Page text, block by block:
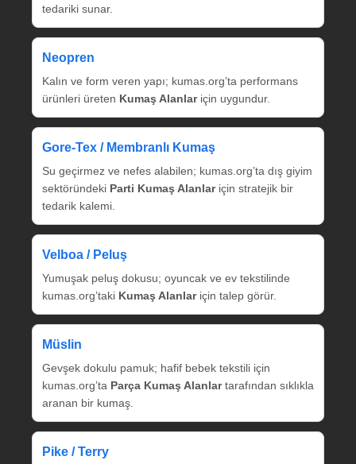
tedariki sunar.
Neopren
Kalın ve form veren yapı; kumas.org’ta performans
ürünleri üreten Kumaş Alanlariçin uygundur.
Gore‑Tex / Membranlı Kumaş
Su geçirmez ve nefes alabilen; kumas.org’ta dış giyim
sektöründeki Parti Kumaş Alanlariçin stratejik bir
tedarik kalemi.
Velboa / Peluş
Yumuşak peluş dokusu; oyuncak ve ev tekstilinde
kumas.org’taki Kumaş Alanlariçin talep görür.
Müslin
Gevşek dokulu pamuk; hafif bebek tekstili için
kumas.org’ta Parça Kumaş Alanlartarafından sıklıkla
aranan bir kumaş.
Pike / Terry